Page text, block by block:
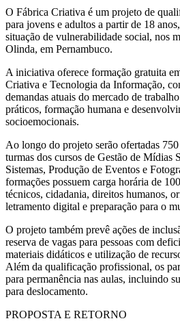
O Fábrica Criativa é um projeto de
para jovens e adultos a partir de 18
situação de vulnerabilidade social, nos
Olinda, em Pernambuco.
A iniciativa oferece formação gratuita
Criativa e Tecnologia da Informação,
demandas atuais do mercado de
práticos, formação humana e
socioemocionais.
Ao longo do projeto serão ofertadas
turmas dos cursos de Gestão de Mídias
Sistemas, Produção de Eventos e
formações possuem carga horária de
técnicos, cidadania, direitos humanos,
letramento digital e preparação para o
O projeto também prevê ações de
reserva de vagas para pessoas com
materiais didáticos e utilização de
Além da qualificação profissional, os
para permanência nas aulas, incluindo
para deslocamento.
PROPOSTA E RETORNO